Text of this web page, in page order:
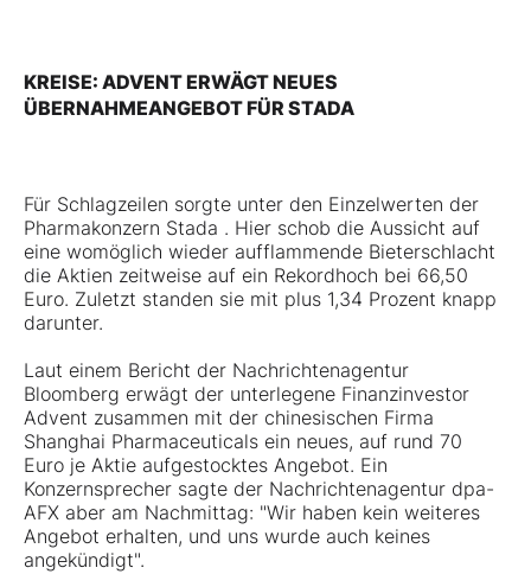
KREISE: ADVENT ERWÄGT NEUES
ÜBERNAHMEANGEBOT FÜR STADA
Für Schlagzeilen sorgte unter den Einzelwerten der
Pharmakonzern Stada . Hier schob die Aussicht auf
eine womöglich wieder aufflammende Bieterschlacht
die Aktien zeitweise auf ein Rekordhoch bei 66,50
Euro. Zuletzt standen sie mit plus 1,34 Prozent knapp
darunter.
Laut einem Bericht der Nachrichtenagentur
Bloomberg erwägt der unterlegene Finanzinvestor
Advent zusammen mit der chinesischen Firma
Shanghai Pharmaceuticals ein neues, auf rund 70
Euro je Aktie aufgestocktes Angebot. Ein
Konzernsprecher sagte der Nachrichtenagentur dpa-
AFX aber am Nachmittag: "Wir haben kein weiteres
Angebot erhalten, und uns wurde auch keines
angekündigt".